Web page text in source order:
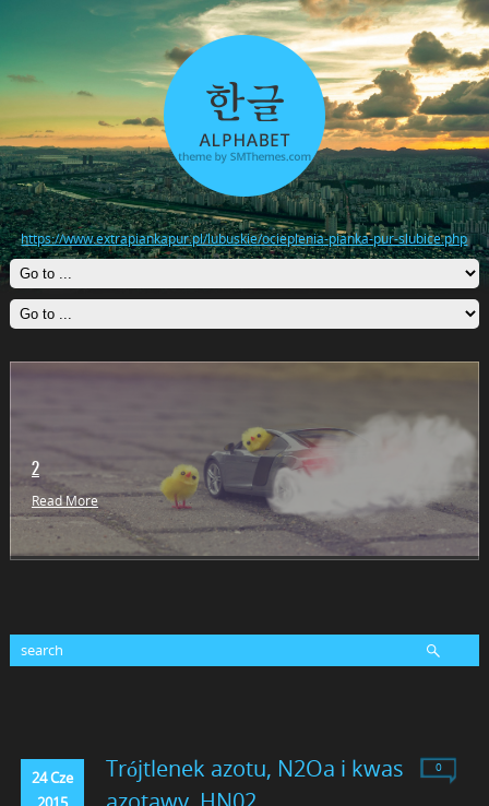
https://www.extrapiankapur.pl/lubuskie/ocieplenia-pianka-pur-slubice.php
2
Read More
24 Cze
Trójtlenek azotu, N2Oa i kwas
0